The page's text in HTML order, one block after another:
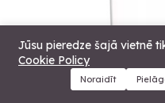
Menu
Jūsu pieredze šajā vietnē
Cookie Policy
Noraidīt